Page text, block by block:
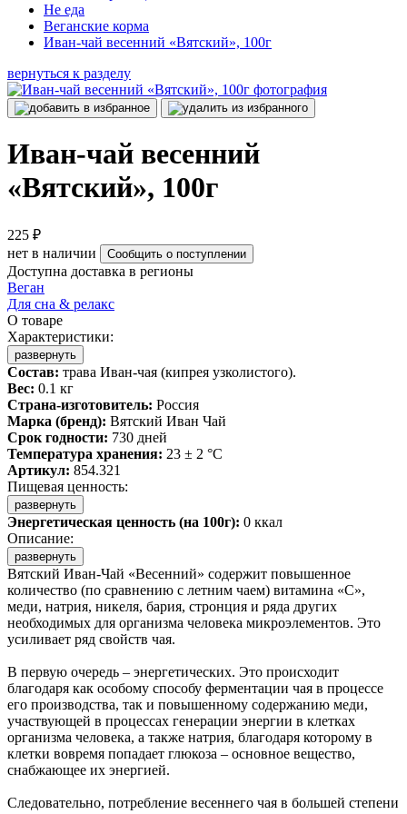
Не еда
Веганские корма
Иван-чай весенний «Вятский», 100г
вернуться к разделу
Иван-чай весенний
«Вятский», 100г
225 ₽
нет в наличии
Сообщить о поступлении
Доступна доставка в регионы
Веган
Для сна & релакс
О товаре
Характеристики:
развернуть
Состав: трава Иван-чая (кипрея узколистого).
Вес: 0.1 кг
Страна-изготовитель: Россия
Марка (бренд): Вятский Иван Чай
Срок годности: 730 дней
Температура хранения: 23 ± 2 °C
Артикул: 854.321
Пищевая ценность:
развернуть
Энергетическая ценность (на 100г): 0 ккал
Описание:
развернуть
Вятский Иван-Чай «Весенний» содержит повышенное
количество (по сравнению с летним чаем) витамина «С»,
меди, натрия, никеля, бария, стронция и ряда других
необходимых для организма человека микроэлементов. Это
усиливает ряд свойств чая.
В первую очередь – энергетических. Это происходит
благодаря как особому способу ферментации чая в процессе
его производства, так и повышенному содержанию меди,
участвующей в процессах генерации энергии в клетках
организма человека, а также натрия, благодаря которому в
клетки вовремя попадает глюкоза – основное вещество,
снабжающее их энергией.
Следовательно, потребление весеннего чая в большей степени